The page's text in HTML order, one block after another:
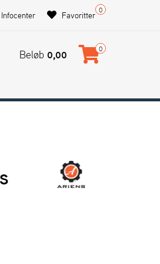
Infocenter 0
Favoritter
Beløb 0,00 0